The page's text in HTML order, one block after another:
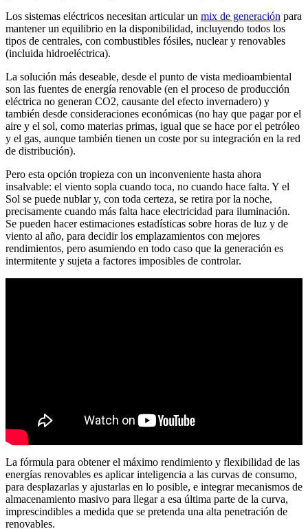
Los sistemas eléctricos necesitan articular un mix de generación para
mantener un equilibrio en la disponibilidad, incluyendo todos los
tipos de centrales, con combustibles fósiles, nuclear y renovables
(incluida hidroeléctrica).
La solución más deseable, desde el punto de vista medioambiental
son las fuentes de energía renovable (en el proceso de producción
eléctrica no generan CO2, causante del efecto invernadero) y
también desde consideraciones económicas (no hay que pagar por el
aire y el sol, como materias primas, igual que se hace por el petróleo
y el gas, aunque también tienen un coste por su integración en la red
de distribución).
Pero esta opción tropieza con un inconveniente hasta ahora
insalvable: el viento sopla cuando toca, no cuando hace falta. Y el
Sol se puede nublar y, con toda certeza, se retira por la noche,
precisamente cuando más falta hace electricidad para iluminación.
Se pueden hacer estimaciones estadísticas sobre horas de luz y de
viento al año, para decidir los emplazamientos con mejores
rendimientos, pero asumiendo en todo caso que la generación es
intermitente y sujeta a factores imposibles de controlar.
La fórmula para obtener el máximo rendimiento y flexibilidad de las
energías renovables es aplicar inteligencia a las curvas de consumo,
para desplazarlas y ajustarlas en lo posible, e integrar mecanismos de
almacenamiento masivo para llegar a esa última parte de la curva,
imprescindibles a medida que se pretenda una alta penetración de
renovables.